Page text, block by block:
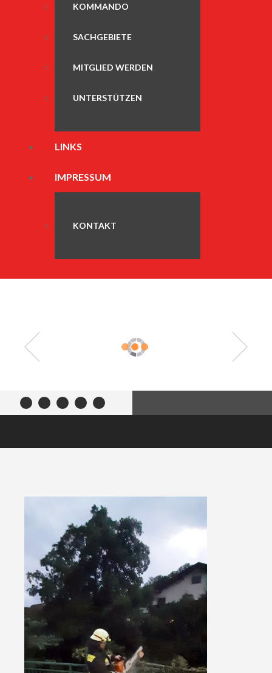
KOMMANDO
SACHGEBIETE
MITGLIED WERDEN
UNTERSTÜTZEN
LINKS
IMPRESSUM
KONTAKT